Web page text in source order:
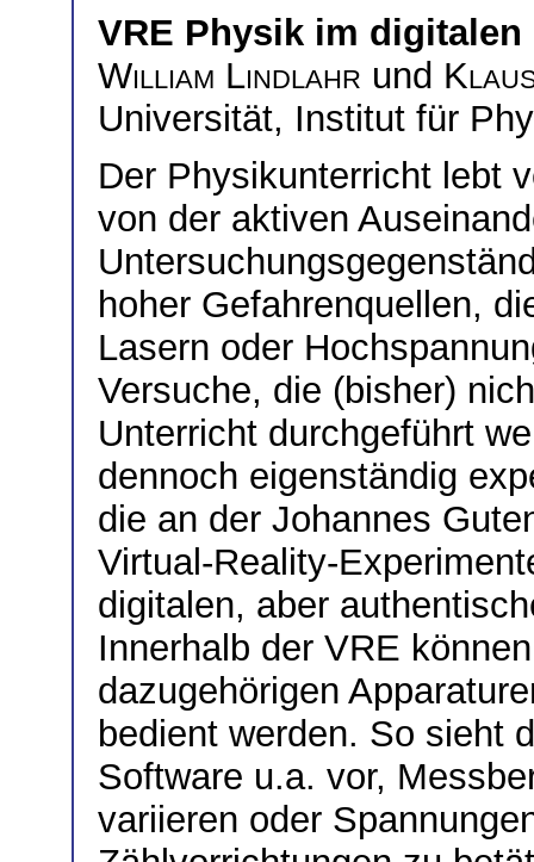
VRE Physik im digitalen
William Lindlahr und
Universität, Institut für
Der Physikunterricht lebt
von der aktiven
hoher Gefahrenquellen,
Lasern oder
Versuche, die (bisher)
Unterricht durchgeführt
dennoch eigenständig
die an der Johannes
Virtual-Reality-
digitalen, aber
Innerhalb der VRE
dazugehörigen
bedient werden. So sieht
Software u.a. vor,
variieren oder